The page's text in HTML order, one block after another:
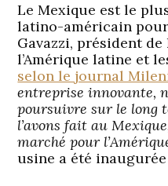
Le Mexique est le
latino-américain
Gavazzi, président
l’Amérique latine et
selon le journal
entreprise innovante,
poursuivre sur le long
l’avons fait au
marché pour
usine a été